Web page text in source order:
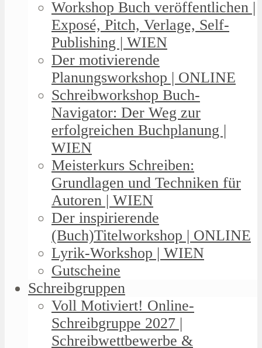
Workshop Buch veröffentlichen |
Exposé, Pitch, Verlage, Self-
Publishing | WIEN
Der motivierende
Planungsworkshop | ONLINE
Schreibworkshop Buch-
Navigator: Der Weg zur
erfolgreichen Buchplanung |
WIEN
Meisterkurs Schreiben:
Grundlagen und Techniken für
Autoren | WIEN
Der inspirierende
(Buch)Titelworkshop | ONLINE
Lyrik-Workshop | WIEN
Gutscheine
Schreibgruppen
Voll Motiviert! Online-
Schreibgruppe 2027 |
Schreibwettbewerbe &